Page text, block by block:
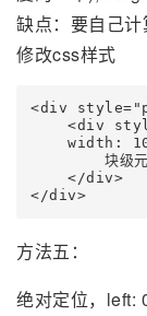
缺点：要自己
修改css样式
<div
<div
width:
块级
    </div>
</div>
方法五：
绝对定位，left: